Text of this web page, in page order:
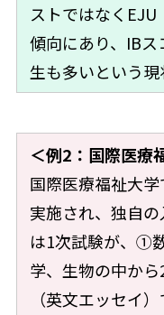
ストではなく
傾向にあり、IB
生も多いという現
＜例2：国際医療
国際医療福祉大
実施され、独自
は1次試験が、①
学、生物の中か
（英文エッセイ